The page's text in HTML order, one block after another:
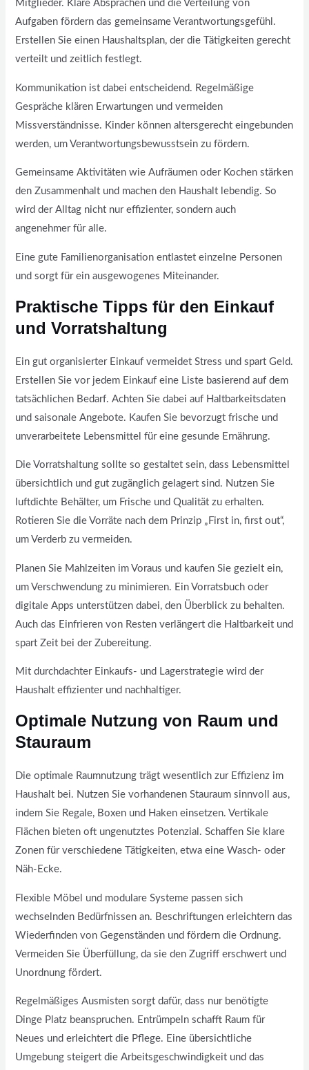
Mitglieder. Klare Absprachen und die Verteilung von
Aufgaben fördern das gemeinsame Verantwortungsgefühl.
Erstellen Sie einen Haushaltsplan, der die Tätigkeiten gerecht
verteilt und zeitlich festlegt.
Kommunikation ist dabei entscheidend. Regelmäßige
Gespräche klären Erwartungen und vermeiden
Missverständnisse. Kinder können altersgerecht eingebunden
werden, um Verantwortungsbewusstsein zu fördern.
Gemeinsame Aktivitäten wie Aufräumen oder Kochen stärken
den Zusammenhalt und machen den Haushalt lebendig. So
wird der Alltag nicht nur effizienter, sondern auch
angenehmer für alle.
Eine gute Familienorganisation entlastet einzelne Personen
und sorgt für ein ausgewogenes Miteinander.
Praktische Tipps für den Einkauf
und Vorratshaltung
Ein gut organisierter Einkauf vermeidet Stress und spart Geld.
Erstellen Sie vor jedem Einkauf eine Liste basierend auf dem
tatsächlichen Bedarf. Achten Sie dabei auf Haltbarkeitsdaten
und saisonale Angebote. Kaufen Sie bevorzugt frische und
unverarbeitete Lebensmittel für eine gesunde Ernährung.
Die Vorratshaltung sollte so gestaltet sein, dass Lebensmittel
übersichtlich und gut zugänglich gelagert sind. Nutzen Sie
luftdichte Behälter, um Frische und Qualität zu erhalten.
Rotieren Sie die Vorräte nach dem Prinzip „First in, first out“,
um Verderb zu vermeiden.
Planen Sie Mahlzeiten im Voraus und kaufen Sie gezielt ein,
um Verschwendung zu minimieren. Ein Vorratsbuch oder
digitale Apps unterstützen dabei, den Überblick zu behalten.
Auch das Einfrieren von Resten verlängert die Haltbarkeit und
spart Zeit bei der Zubereitung.
Mit durchdachter Einkaufs- und Lagerstrategie wird der
Haushalt effizienter und nachhaltiger.
Optimale Nutzung von Raum und
Stauraum
Die optimale Raumnutzung trägt wesentlich zur Effizienz im
Haushalt bei. Nutzen Sie vorhandenen Stauraum sinnvoll aus,
indem Sie Regale, Boxen und Haken einsetzen. Vertikale
Flächen bieten oft ungenutztes Potenzial. Schaffen Sie klare
Zonen für verschiedene Tätigkeiten, etwa eine Wasch- oder
Näh-Ecke.
Flexible Möbel und modulare Systeme passen sich
wechselnden Bedürfnissen an. Beschriftungen erleichtern das
Wiederfinden von Gegenständen und fördern die Ordnung.
Vermeiden Sie Überfüllung, da sie den Zugriff erschwert und
Unordnung fördert.
Regelmäßiges Ausmisten sorgt dafür, dass nur benötigte
Dinge Platz beanspruchen. Entrümpeln schafft Raum für
Neues und erleichtert die Pflege. Eine übersichtliche
Umgebung steigert die Arbeitsgeschwindigkeit und das